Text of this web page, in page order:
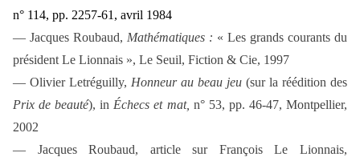
n° 114, pp. 2257-61, avril 1984
— Jacques Roubaud, Mathématiques : « Les grands courants du
président Le Lionnais », Le Seuil, Fiction & Cie, 1997
— Olivier Letréguilly, Honneur au beau jeu (sur la réédition des
Prix de beauté), in Échecs et mat, n° 53, pp. 46-47, Montpellier,
2002
— Jacques Roubaud, article sur François Le Lionnais,